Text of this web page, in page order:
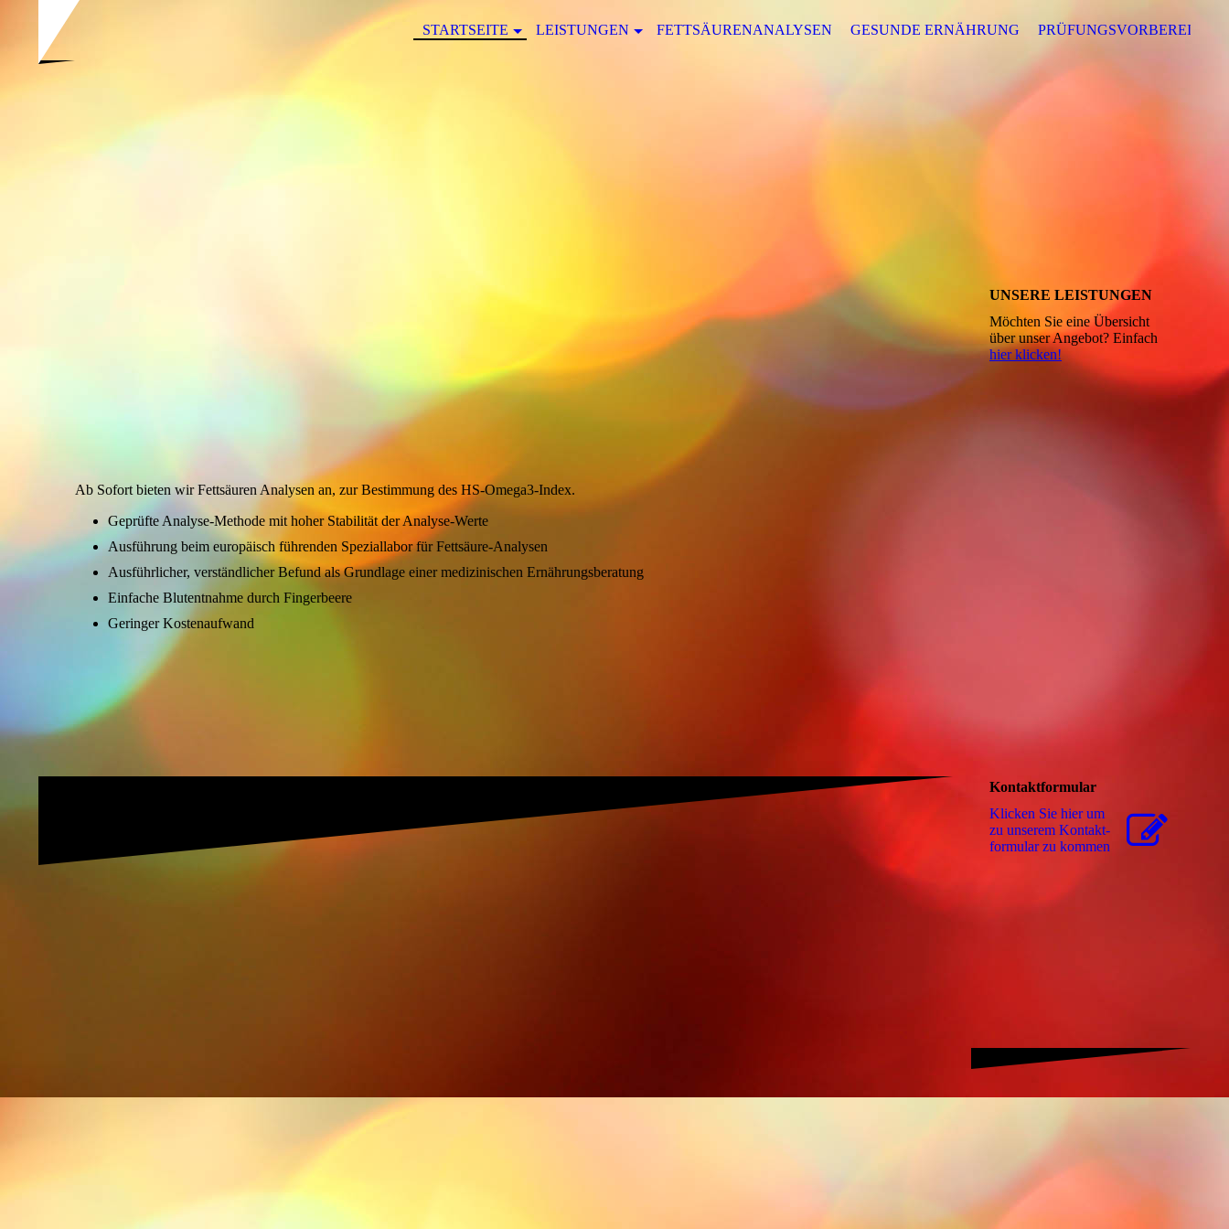
STARTSEITE LEISTUNGEN FETTSÄURENANALYSEN GESUNDE ERNÄHRUNG
Ab Sofort bieten wir Fettsäuren Analysen an, zur Bestimmung des HS-Omega3-Index.
Geprüfte Analyse-Methode mit hoher Stabilität der Analyse-Werte
Ausführung beim europäisch führenden Speziallabor für Fettsäure-Analysen
Ausführlicher, verständlicher Befund als Grundlage einer medizinischen Ernährungsberatung
Einfache Blutentnahme durch Fingerbeere
Geringer Kostenaufwand
UNSERE LEISTUNGEN
Möchten Sie eine Übersicht
über unser Angebot? Einfach
hier klicken!
Kontaktformular
Klicken Sie hier um
zu unserem Kon­takt­
for­mu­lar zu kommen